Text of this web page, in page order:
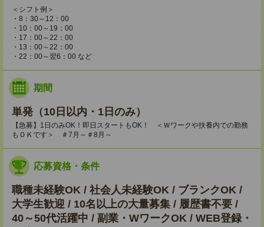
＜シフト例＞
・8：30～12：00
・10：00～19：00
・17：00～22：00
・13：00～22：00
・22：00～翌6：00 など
期間
単発（10日以内・1日のみ）
【急募】1日のみOK！即日スタートもOK！ ＜Ｗワークや扶養内での勤務
もＯＫです＞ ＃7月～＃8月～
応募資格・条件
職種未経験OK / 社会人未経験OK / ブランクOK /
大学生歓迎 / 10名以上の大量募集 / 履歴書不要 /
40～50代活躍中 / 副業・WワークOK / WEB登録・